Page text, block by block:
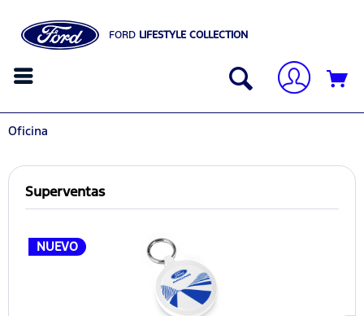
FORD LIFESTYLE COLLECTION
Oficina
Superventas
NUEVO